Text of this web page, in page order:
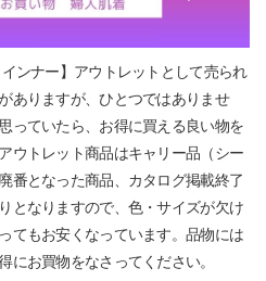
ンナー】アウトレットとして売られ
ありますが、ひとつではありませ
っていたら、お得に買える良い物を
ウトレット商品はキャリー品（シー
番となった商品、カタログ掲載終了
となりますので、色・サイズが欠け
てもお安くなっています。品物には
にお買物をなさってください。